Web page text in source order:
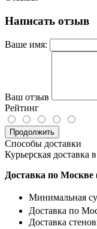
Написать отзыв
Ваше имя:
Ваш отзыв
Рейтинг
Продолжить
Способы доставки
Курьерская доставка
Доставка по
Минимальная
Доставка по
Доставка